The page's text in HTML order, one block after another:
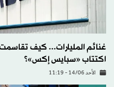
غنائم المليارات... كيف
اكتتاب «سبايس إكس»؟
الأحد 14/06 - 11:19